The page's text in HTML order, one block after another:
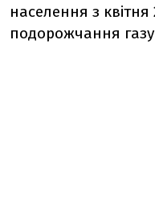
населення з
подорожчання